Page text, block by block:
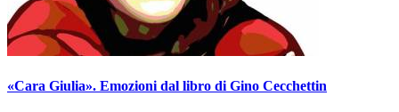
«Cara Giulia». Emozioni dal libro di Gino Cecchettin